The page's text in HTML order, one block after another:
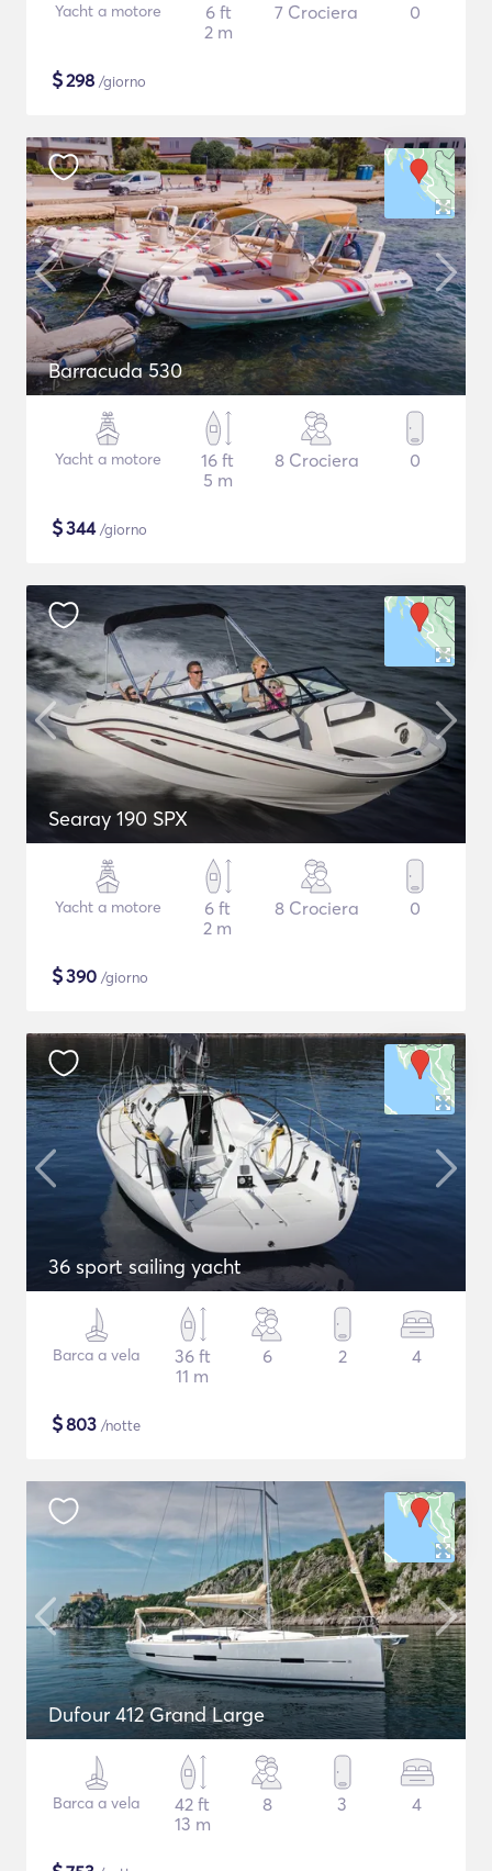
Yacht a motore
6 ft
2 m
7 Crociera 0
$298 /giorno
Barracuda 530
Yacht a motore
16 ft
5 m
8 Crociera 0
$344/giorno
Searay 190 SPX
Yacht a motore
6 ft
2 m
8 Crociera 0
$390 /giorno
36 sport sailing yacht
Barca a vela
36 ft
11 m
6 2 4
$803 /notte
Dufour 412 Grand Large
Barca a vela
42 ft
13 m
8 3 4